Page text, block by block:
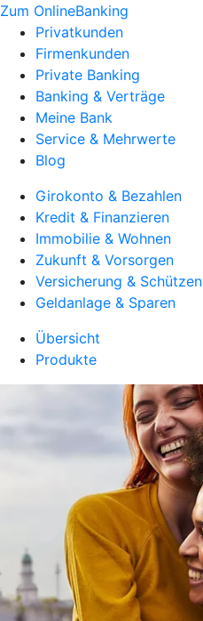
Zum OnlineBanking
Privatkunden
Firmenkunden
Private Banking
Banking & Verträge
Meine Bank
Service & Mehrwerte
Blog
Girokonto & Bezahlen
Kredit & Finanzieren
Immobilie & Wohnen
Zukunft & Vorsorgen
Versicherung & Schützen
Geldanlage & Sparen
Übersicht
Produkte